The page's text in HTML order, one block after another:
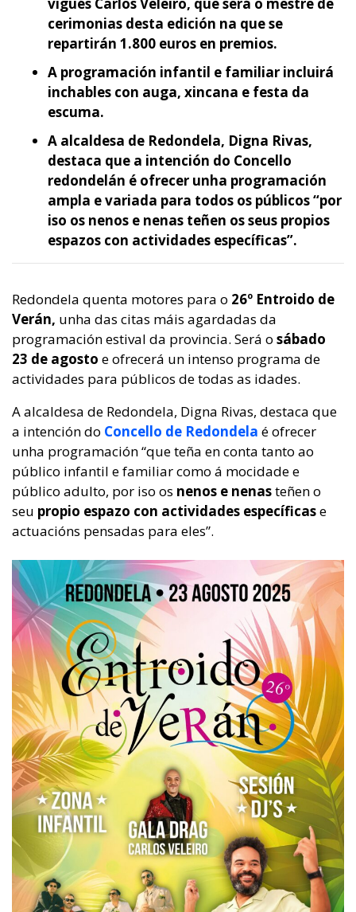
cerimonias desta edición na que se
repartirán 1.800 euros en premios.
A programación infantil e familiar incluirá
inchables con auga, xincana e festa da
escuma.
A alcaldesa de Redondela, Digna Rivas,
destaca que a intención do Concello
redondelán é ofrecer unha programación
ampla e variada para todos os públicos “por
iso os nenos e nenas teñen os seus propios
espazos con actividades específicas”.
Redondela quenta motores para o 26º Entroido de
Verán, unha das citas máis agardadas da
programación estival da provincia. Será o sábado
23 de agosto e ofrecerá un intenso programa de
actividades para públicos de todas as idades.
A alcaldesa de Redondela, Digna Rivas, destaca que
a intención do Concello de Redondela é ofrecer
unha programación “que teña en conta tanto ao
público infantil e familiar como á mocidade e
público adulto, por iso os nenos e nenasteñen o
seu propio espazo con actividades específicase
actuacións pensadas para eles”.